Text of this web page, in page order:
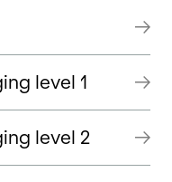
level 1
level 2